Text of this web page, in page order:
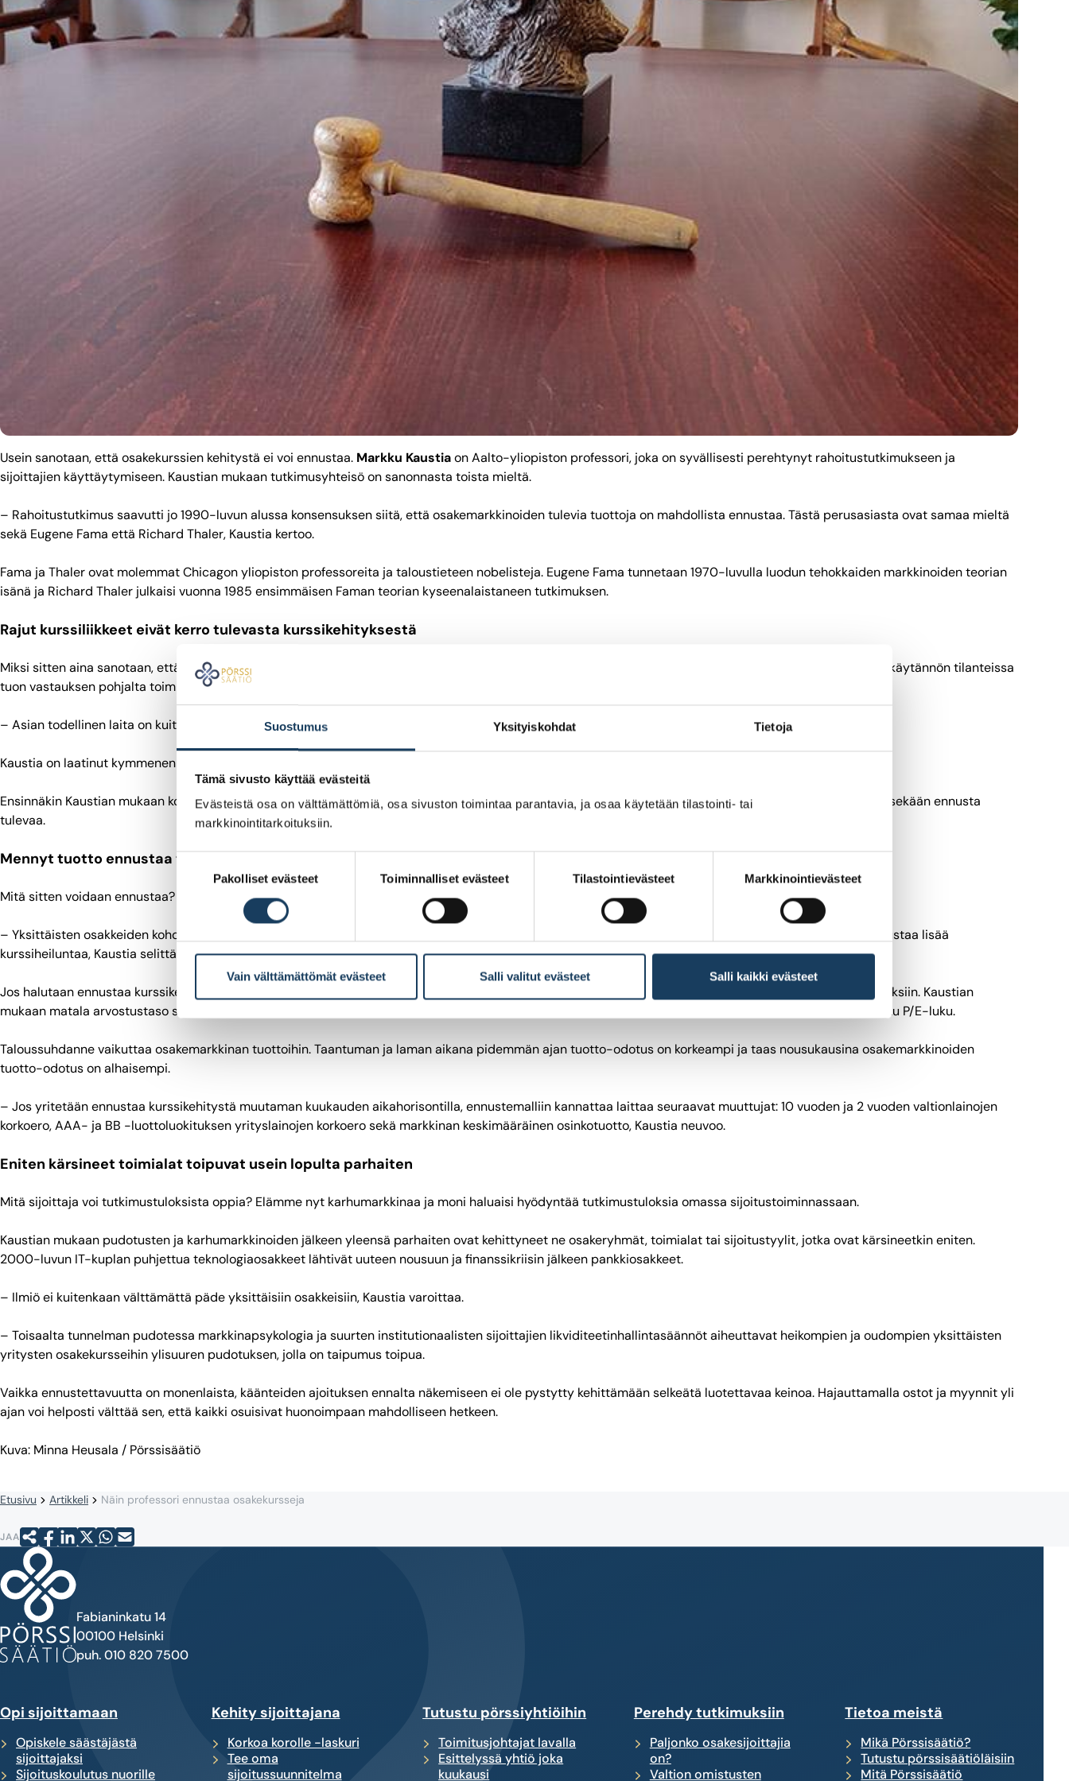
Suostumus Yksityiskohdat Tietoja
Tämä sivusto käyttää evästeitä
Evästeistä osa on välttämättömiä, osa sivuston toimintaa parantavia, ja osaa käytetään tilastointi- tai
markkinointitarkoituksiin.
Suostumuksen
Pakolliset evästeet Toiminnalliset evästeet Tilastointievästeet Markkinointievästeet
Vain välttämättömät evästeet Salli valitut evästeet Salli kaikki evästeet
Usein sanotaan, että osakekurssien kehitystä ei voi ennustaa. Markku Kaustiaon Aalto-yliopiston professori, joka on syvällisesti perehtynyt rahoitustutkimukseen ja
sijoittajien käyttäytymiseen. Kaustian mukaan tutkimusyhteisö on sanonnasta toista mieltä.
– Rahoitustutkimus saavutti jo 1990-luvun alussa konsensuksen siitä, että osakemarkkinoiden tulevia tuottoja on mahdollista ennustaa. Tästä perusasiasta ovat samaa mieltä
sekä Eugene Fama että Richard Thaler, Kaustia kertoo.
Fama ja Thaler ovat molemmat Chicagon yliopiston professoreita ja taloustieteen nobelisteja. Eugene Fama tunnetaan 1970-luvulla luodun tehokkaiden markkinoiden teorian
isänä ja Richard Thaler julkaisi vuonna 1985 ensimmäisen Faman teorian kyseenalaistaneen tutkimuksen.
Rajut kurssiliikkeet eivät kerro tulevasta kurssikehityksestä
Miksi sitten aina sanotaan, että osakemarkkinoita ei voi ennustaa? Kaustian mukaan näin sanotaan, koska se on paras lyhyt vastaus, ja siksi, että monissa käytännön tilanteissa
tuon vastauksen pohjalta toimiminen johtaa järkeviin päätöksiin.
– Asian todellinen laita on kuitenkin toinen, mutta vastaus silloin pidempi.
Kaustia on laatinut kymmenen kohdan listauksen askelmerkeiksi pidempään vastaukseen.
Ensinnäkin Kaustian mukaan koko osakemarkkinan rajutkaan kurssiliikkeet eivät ennusta mitään tulevasta kurssikehityksestä. Lähivuosien kurssikehitys ei sekään ennusta
tulevaa.
Mennyt tuotto ennustaa tulevaa, taloussuhdanne vaikuttaa
Mitä sitten voidaan ennustaa?
– Yksittäisten osakkeiden kohdalla mennyt tuotto ennustaa tulevaa parin kuukauden tähtäimellä. Tätä kutsutaan momentumiksi. Myös kurssiheilunta ennustaa lisää
kurssiheiluntaa, Kaustia selittää.
Jos halutaan ennustaa kurssikehitystä pitkällä, yli viiden vuoden aikahorisontilla, kannattaa katsoa koko markkinan arvostustasoa suhteessa yritysten tuloksiin. Kaustian
mukaan matala arvostustaso suhteessa tuloksiin ennustaa hyvää kurssikehitystä pitkällä tähtäimellä. Tässä mittarina toimii koko markkinan tasolla laskettu P/E-luku.
Taloussuhdanne vaikuttaa osakemarkkinan tuottoihin. Taantuman ja laman aikana pidemmän ajan tuotto-odotus on korkeampi ja taas nousukausina osakemarkkinoiden
tuotto-odotus on alhaisempi.
– Jos yritetään ennustaa kurssikehitystä muutaman kuukauden aikahorisontilla, ennustemalliin kannattaa laittaa seuraavat muuttujat: 10 vuoden ja 2 vuoden valtionlainojen
korkoero, AAA- ja BB -luottoluokituksen yrityslainojen korkoero sekä markkinan keskimääräinen osinkotuotto, Kaustia neuvoo.
Eniten kärsineet toimialat toipuvat usein lopulta parhaiten
Mitä sijoittaja voi tutkimustuloksista oppia? Elämme nyt karhumarkkinaa ja moni haluaisi hyödyntää tutkimustuloksia omassa sijoitustoiminnassaan.
Kaustian mukaan pudotusten ja karhumarkkinoiden jälkeen yleensä parhaiten ovat kehittyneet ne osakeryhmät, toimialat tai sijoitustyylit, jotka ovat kärsineetkin eniten.
2000-luvun IT-kuplan puhjettua teknologiaosakkeet lähtivät uuteen nousuun ja finanssikriisin jälkeen pankkiosakkeet.
– Ilmiö ei kuitenkaan välttämättä päde yksittäisiin osakkeisiin, Kaustia varoittaa.
– Toisaalta tunnelman pudotessa markkinapsykologia ja suurten institutionaalisten sijoittajien likviditeetinhallintasäännöt aiheuttavat heikompien ja oudompien yksittäisten
yritysten osakekursseihin ylisuuren pudotuksen, jolla on taipumus toipua.
Vaikka ennustettavuutta on monenlaista, käänteiden ajoituksen ennalta näkemiseen ei ole pystytty kehittämään selkeätä luotettavaa keinoa. Hajauttamalla ostot ja myynnit yli
ajan voi helposti välttää sen, että kaikki osuisivat huonoimpaan mahdolliseen hetkeen.
Kuva: Minna Heusala / Pörssisäätiö
Etusivu Artikkeli Näin professori ennustaa osakekursseja
JAA
Fabianinkatu 14
00100 Helsinki
puh. 010 820 7500
Opi sijoittamaan
Opiskele säästäjästä
sijoittajaksi
Sijoituskoulutus nuorille
Kehity sijoittajana
Korkoa korolle -laskuri
Tee oma
sijoitussuunnitelma
Tutustu pörssiyhtiöihin
Toimitusjohtajat lavalla
Esittelyssä yhtiö joka
kuukausi
Perehdy tutkimuksiin
Paljonko osakesijoittajia
on?
Valtion omistusten
Tietoa meistä
Mikä Pörssisäätiö?
Tutustu pörssisäätiöläisiin
Mitä Pörssisäätiö